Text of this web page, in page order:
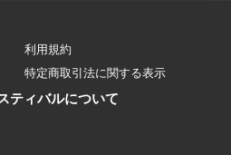
利用規約
特定商取引法に関する表示
ティバルについて